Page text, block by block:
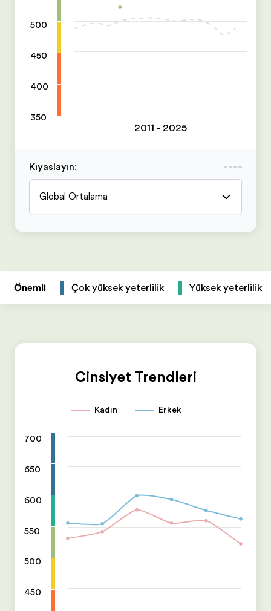
500
450
400
350
2011 - 2025
Kıyaslayın:
Global Ortalama
Önemli Çok yüksek yeterlilik Yüksek yeterlilik
Cinsiyet Trendleri
Kadın Erkek
700
650
600
550
500
450